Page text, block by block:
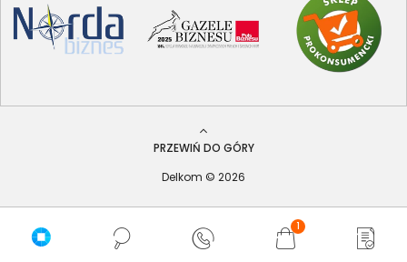
1
PRZEWIŃ DO GÓRY
Delkom © 2026